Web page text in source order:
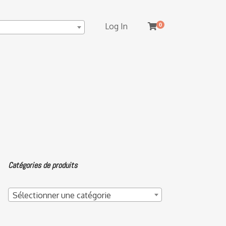
Log In 0
Catégories de produits
Sélectionner une catégorie